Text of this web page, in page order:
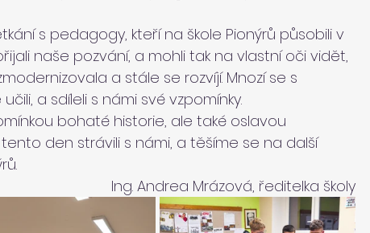
s pedagogy, kteří na škole Pionýrů působili v
naše pozvání, a mohli tak na vlastní oči vidět,
a stále se rozvíjí. Mnozí se s
a sdíleli s námi své vzpomínky.
bohaté historie, ale také oslavou
den strávili s námi, a těšíme se na další
Ing. Andrea Mrázová, ředitelka školy